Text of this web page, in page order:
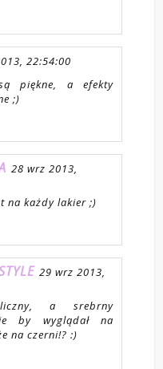
22:54:00
piękne, a efekty
;)
28 wrz 2013,
na każdy lakier ;)
29 wrz 2013,
a srebrny
by wyglądał na
na czerni!? :)